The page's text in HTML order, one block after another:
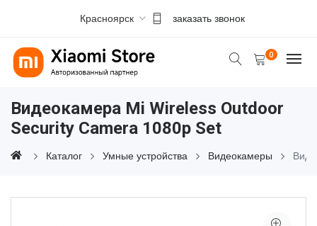
Красноярск заказать звонок
0
Видеокамера Mi Wireless Outdoor
Security Camera 1080p Set
Каталог Умные устройства Видеокамеры